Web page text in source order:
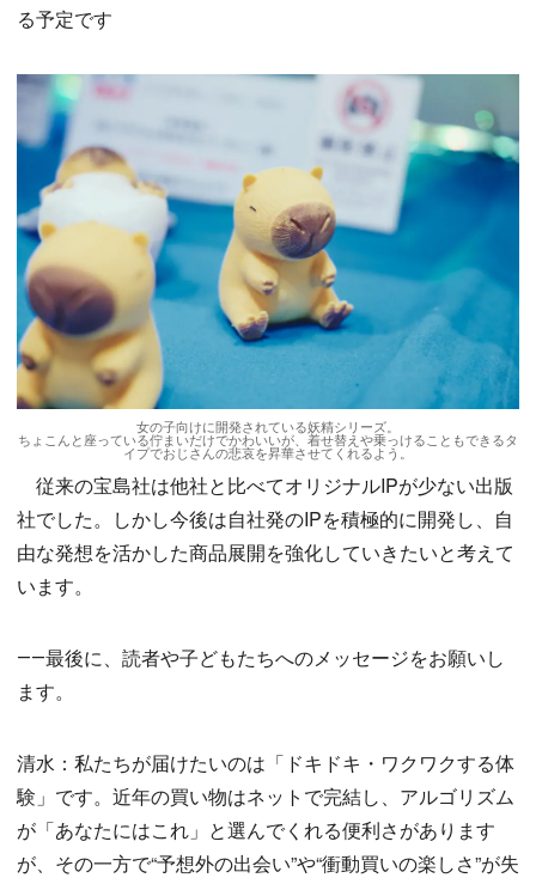
る予定です
女の子向けに開発されている妖精シリーズ。
ちょこんと座っている佇まいだけでかわいいが、着せ替えや乗っけることもできるタ
イプでおじさんの悲哀を昇華させてくれるよう。
従来の宝島社は他社と比べてオリジナルIPが少ない出版
社でした。しかし今後は自社発のIPを積極的に開発し、自
由な発想を活かした商品展開を強化していきたいと考えて
います。
――最後に、読者や子どもたちへのメッセージをお願いし
ます。
清水：私たちが届けたいのは「ドキドキ・ワクワクする体
験」です。近年の買い物はネットで完結し、アルゴリズム
が「あなたにはこれ」と選んでくれる便利さがあります
が、その一方で“予想外の出会い”や“衝動買いの楽しさ”が失